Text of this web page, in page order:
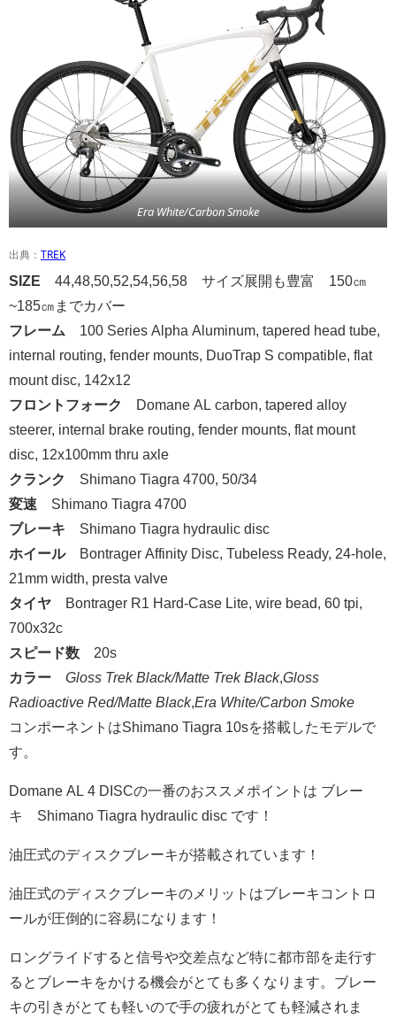
Era White/Carbon Smoke
出典： TREK
SIZE 44,48,50,52,54,56,58 サイズ展開も豊富 150㎝
~185㎝までカバー
フレーム 100 Series Alpha Aluminum, tapered head tube,
internal routing, fender mounts, DuoTrap S compatible, flat
mount disc, 142x12
フロントフォーク
Domane AL carbon, tapered alloy
steerer, internal brake routing, fender mounts, flat mount
disc, 12x100mm thru axle
クランク
Shimano Tiagra 4700, 50/34
変速 Shimano Tiagra 4700
ブレーキ
Shimano Tiagra hydraulic disc
ホイールBontrager Affinity Disc, Tubeless Ready, 24-hole,
21mm width, presta valve
タイヤ Bontrager R1 Hard-Case Lite, wire bead, 60 tpi,
700x32c
スピード数 20s
カラー
Gloss Trek Black/Matte Trek Black,Gloss
Radioactive Red/Matte Black,Era White/Carbon Smoke
コンポーネントはShimano Tiagra 10sを搭載したモデルで
す。
Domane AL 4 DISCの一番のおススメポイントは ブレー
キ
Shimano Tiagra hydraulic disc です！
油圧式のディスクブレーキが搭載されています！
油圧式のディスクブレーキのメリットはブレーキコントロ
ールが圧倒的に容易になります！
ロングライドすると信号や交差点など特に都市部を走行す
るとブレーキをかける機会がとても多くなります。ブレー
キの引きがとても軽いので手の疲れがとても軽減されま